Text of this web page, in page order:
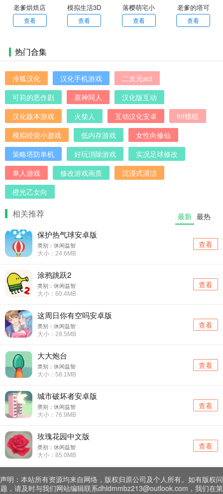
老爹烘焙店
查看
模拟生活3D
虚拟世界新
查看
落樱萌宅小
屋最新版
查看
老爹的塔可
店中文版
查看
热门合集
冷狐汉化 汉化手机游戏
二次元act
可莉的恶作剧
原神同人
汉化版互动
汉化版本游戏
火柴人 互动汉化安卓
fnf模组
模拟经营小游戏
低内存游戏
女性向修仙
策略塔防单机
好玩消除游戏
实况足球修改
单人游戏
修改游戏画质
沉浸式清洁
橙光乙女向
相关推荐 最新 最热
保护热气球安卓版
类别：休闲益智
大小：24.6MB
查看
涂鸦跳跃2
类别：休闲益智
大小：60.4MB
查看
这周日你有空吗安卓版
类别：休闲益智
大小：28.5MB
查看
大大炮台
类别：休闲益智
大小：58.1MB
查看
城市破坏者安卓版
类别：休闲益智
大小：76.9MB
查看
玫瑰花园中文版
类别：休闲益智
大小：85.0MB
查看
声明：本站所有资源均来自网络，版权归原公司及个人所有。如有版权问
题，请及时与我们网站编辑联系dhldmmbz213@outlook.com，我们在第